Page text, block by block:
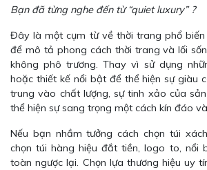
Bạn đã từng nghe đến từ “quiet luxury” ?
Đây là một cụm từ về thời trang phổ
để mô tả phong cách thời trang và lối
không phô trương. Thay vì sử dụng
hoặc thiết kế nổi bật để thể hiện sự giàu
trung vào chất lượng, sự tinh xảo của
thể hiện sự sang trọng một cách kín đáo
Nếu bạn nhầm tưởng cách chọn túi
chọn túi hàng hiệu đắt tiền, logo to, nổi
toàn ngược lại. Chọn lựa thương hiệu uy